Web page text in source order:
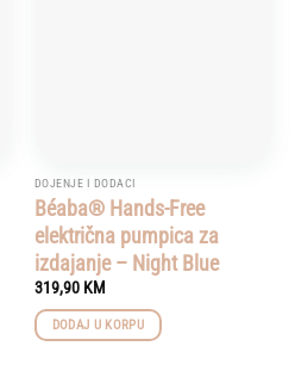
DOJENJE I DODACI
Béaba® Hands-Free
električna pumpica za
izdajanje – Night Blue
319,90 KM
DODAJ U KORPU